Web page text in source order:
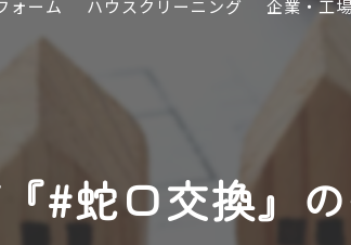
ォーム ハウスクリーニング 企業・工
#蛇口交換』